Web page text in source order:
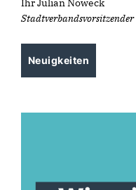
Ihr Julian Noweck
Stadtverbandsvorsitzender
Neuigkeiten